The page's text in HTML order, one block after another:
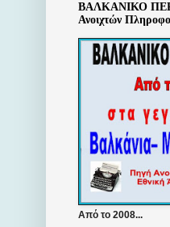
ΒΑΛΚΑΝΙΚΟ
Ανοιχτών
Από το 2008...